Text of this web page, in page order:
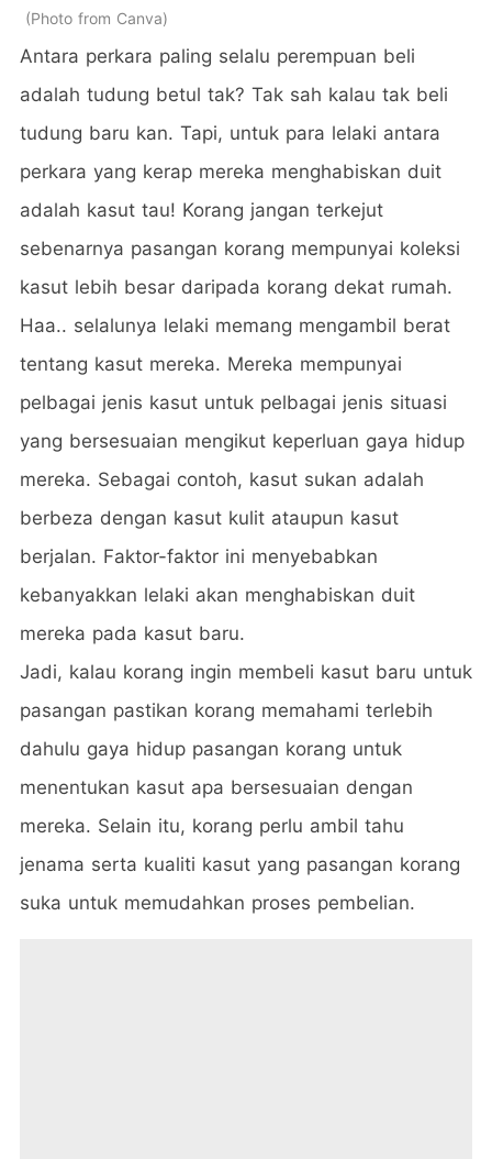
Photo from Canva
Antara perkara paling selalu perempuan beli
adalah tudung betul tak? Tak sah kalau tak beli
tudung baru kan. Tapi, untuk para lelaki antara
perkara yang kerap mereka menghabiskan duit
adalah kasut tau! Korang jangan terkejut
sebenarnya pasangan korang mempunyai koleksi
kasut lebih besar daripada korang dekat rumah.
Haa.. selalunya lelaki memang mengambil berat
tentang kasut mereka. Mereka mempunyai
pelbagai jenis kasut untuk pelbagai jenis situasi
yang bersesuaian mengikut keperluan gaya hidup
mereka. Sebagai contoh, kasut sukan adalah
berbeza dengan kasut kulit ataupun kasut
berjalan. Faktor-faktor ini menyebabkan
kebanyakkan lelaki akan menghabiskan duit
mereka pada kasut baru.
Jadi, kalau korang ingin membeli kasut baru untuk
pasangan pastikan korang memahami terlebih
dahulu gaya hidup pasangan korang untuk
menentukan kasut apa bersesuaian dengan
mereka. Selain itu, korang perlu ambil tahu
jenama serta kualiti kasut yang pasangan korang
suka untuk memudahkan proses pembelian.